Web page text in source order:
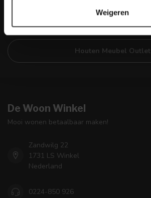
Weigeren
Klantenservice
Houten Meubel Outlet
De Woon Winkel
Mooi wonen betaalbaar maken!
Zandwilg 22
1731 LS Winkel
Nederland
0224-850 926